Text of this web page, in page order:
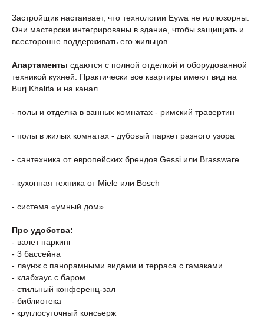
Застройщик настаивает, что технологии Eywa не иллюзорны.
Они мастерски интегрированы в здание, чтобы защищать и
всесторонне поддерживать его жильцов.
Апартаменты сдаются с полной отделкой и оборудованной
техникой кухней. Практически все квартиры имеют вид на
Burj Khalifa и на канал.
- полы и отделка в ванных комнатах - римский травертин
- полы в жилых комнатах - дубовый паркет разного узора
- сантехника от европейских брендов Gessi или Brassware
- кухонная техника от Miele или Bosch
- система «умный дом»
Про удобства:
- валет паркинг
- 3 бассейна
- лаунж с панорамными видами и терраса с гамаками
- клабхаус с баром
- стильный конференц-зал
- библиотека
- круглосуточный консьерж